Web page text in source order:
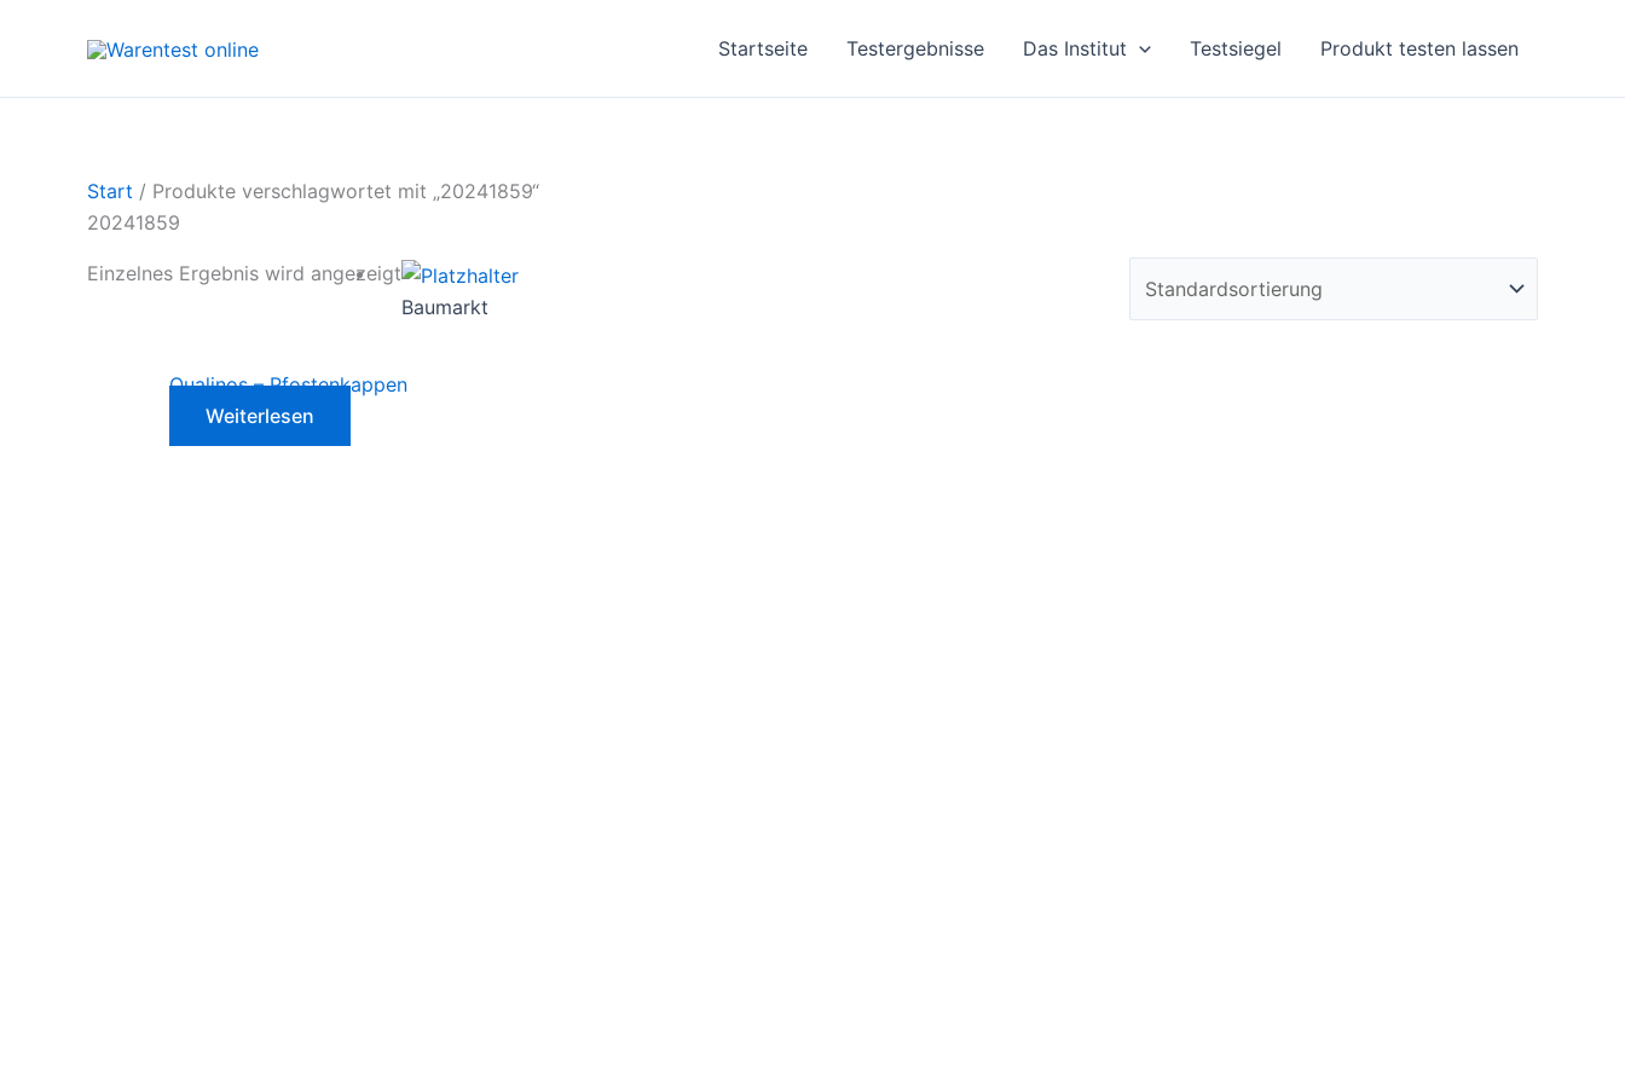
Startseite Testergebnisse Das Institut Testsiegel Produkt testen lassen
Start / Produkte verschlagwortet mit „20241859“
20241859
Einzelnes Ergebnis wird angezeigt
Baumarkt
Qualinos – Pfostenkappen
Weiterlesen